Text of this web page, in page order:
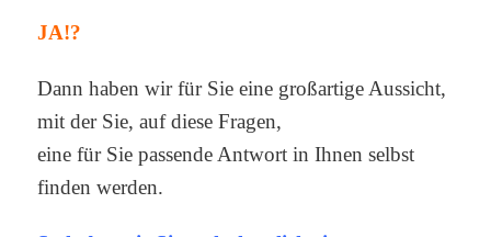
JA!?
Dann haben wir für Sie eine großartige Aussicht,
mit der Sie, auf diese Fragen,
eine für Sie passende Antwort in Ihnen selbst
finden werden.